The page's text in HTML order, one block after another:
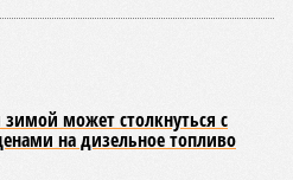
зимой может столкнуться с
на дизельное топливо